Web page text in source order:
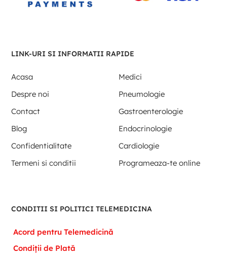
LINK-URI SI INFORMATII RAPIDE
Acasa
Medici
Despre noi
Pneumologie
Contact
Gastroenterologie
Blog
Endocrinologie
Confidentialitate
Cardiologie
Termeni si conditii
Programeaza-te online
CONDITII SI POLITICI TELEMEDICINA
Acord pentru Telemedicină
Condiții de Plată